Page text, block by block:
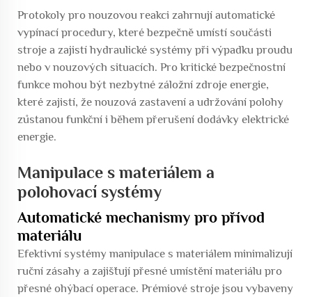
Protokoly pro nouzovou reakci zahrnují automatické
vypínací procedury, které bezpečně umístí součásti
stroje a zajistí hydraulické systémy při výpadku proudu
nebo v nouzových situacích. Pro kritické bezpečnostní
funkce mohou být nezbytné záložní zdroje energie,
které zajistí, že nouzová zastavení a udržování polohy
zůstanou funkční i během přerušení dodávky elektrické
energie.
Manipulace s materiálem a
polohovací systémy
Automatické mechanismy pro přívod
materiálu
Efektivní systémy manipulace s materiálem minimalizují
ruční zásahy a zajišťují přesné umístění materiálu pro
přesné ohýbací operace. Prémiové stroje jsou vybaveny